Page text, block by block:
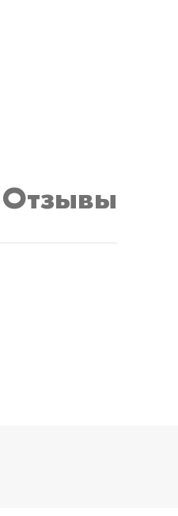
Отзывы